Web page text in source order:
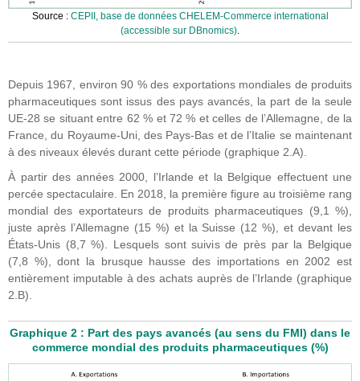
Source : CEPII, base de données CHELEM-Commerce international
(accessible sur DBnomics)
Depuis 1967, environ 90 % des exportations mondiales de produits
pharmaceutiques sont issus des pays avancés, la part de la seule
UE-28 se situant entre 62 % et 72 % et celles de l’Allemagne, de la
France, du Royaume-Uni, des Pays-Bas et de l’Italie se maintenant
à des niveaux élevés durant cette période (graphique 2.A).
À partir des années 2000, l’Irlande et la Belgique effectuent une
percée spectaculaire. En 2018, la première figure au troisième rang
mondial des exportateurs de produits pharmaceutiques (9,1 %),
juste après l’Allemagne (15 %) et la Suisse (12 %), et devant les
États-Unis (8,7 %). Lesquels sont suivis de près par la Belgique
(7,8 %), dont la brusque hausse des importations en 2002 est
entièrement imputable à des achats auprès de l’Irlande (graphique
2.B).
Graphique 2 : Part des pays avancés (au sens du FMI) dans le
commerce mondial des produits pharmaceutiques (%)